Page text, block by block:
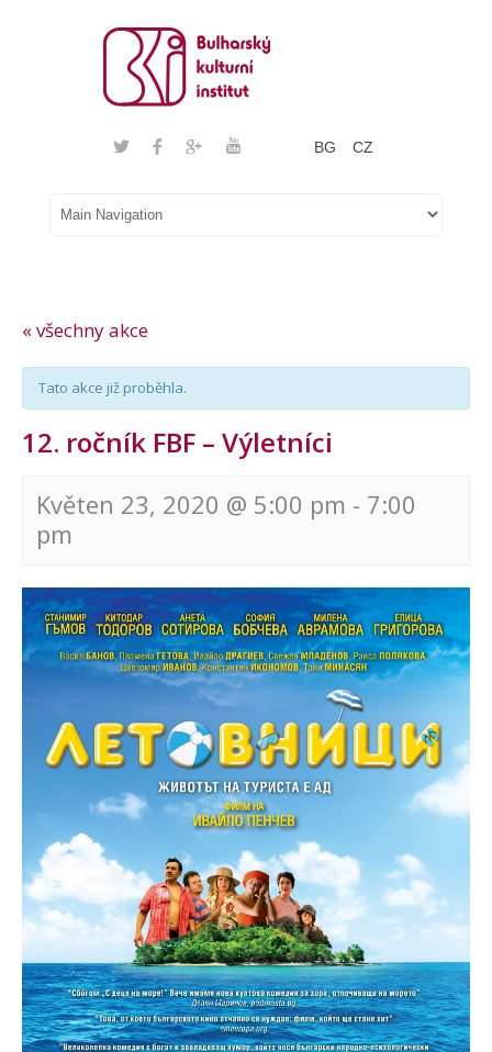
BG CZ
« všechny akce
Tato akce již proběhla.
12. ročník FBF – Výletníci
Květen 23, 2020 @ 5:00 pm - 7:00
pm
Navigace
pro
akce